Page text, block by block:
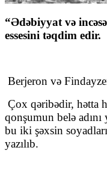
“Ədəbiyyat və
essesini təqdim edir.
Berjeron və
Çox qəribədir, hətta
qonşumun belə
bu iki şəxsin
yazılıb.